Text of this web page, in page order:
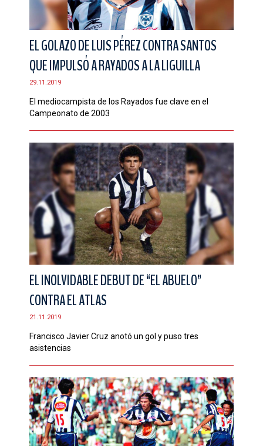
EL GOLAZO DE LUIS PÉREZ CONTRA SANTOS
QUE IMPULSÓ A RAYADOS A LA LIGUILLA
29.11.2019
El mediocampista de los Rayados fue clave en el
Campeonato de 2003
EL INOLVIDABLE DEBUT DE “EL ABUELO”
CONTRA EL ATLAS
21.11.2019
Francisco Javier Cruz anotó un gol y puso tres
asistencias